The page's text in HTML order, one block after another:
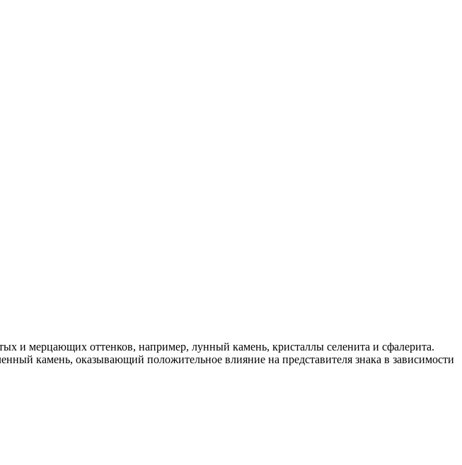
и мерцающих оттенков, например, лунный камень, кристаллы селенита и сфалерита.
камень, оказывающий положительное влияние на представителя знака в зависимости